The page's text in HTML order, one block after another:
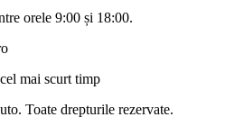
orele 9:00 și 18:00.
mai scurt timp
Toate drepturile rezervate.